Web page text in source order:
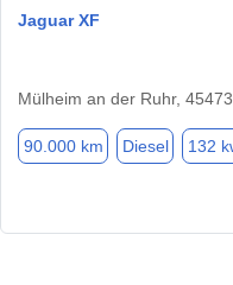
Jaguar XF
Mülheim an der Ruhr, 45473
90.000 km Diesel 132